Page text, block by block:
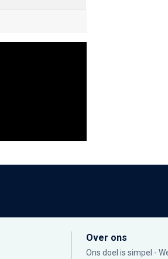
Over ons
Ons doel is simpel -